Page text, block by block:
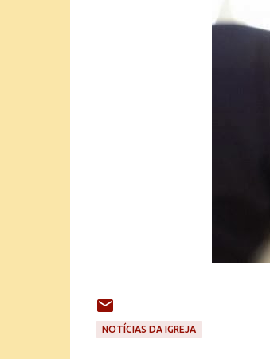
NOTÍCIAS DA IGREJA